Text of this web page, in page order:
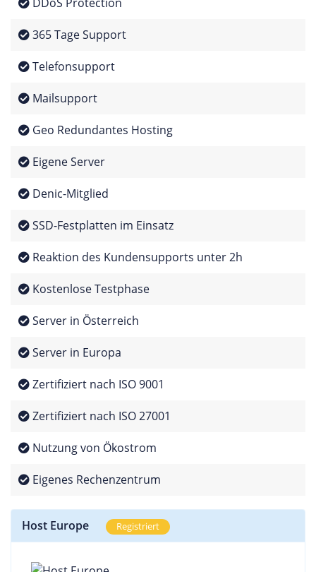
365 Tage Support
Telefonsupport
Mailsupport
Geo Redundantes Hosting
Eigene Server
Denic-Mitglied
SSD-Festplatten im Einsatz
Reaktion des Kundensupports unter 2h
Kostenlose Testphase
Server in Österreich
Server in Europa
Zertifiziert nach ISO 9001
Zertifiziert nach ISO 27001
Nutzung von Ökostrom
Eigenes Rechenzentrum
Host Europe Registriert